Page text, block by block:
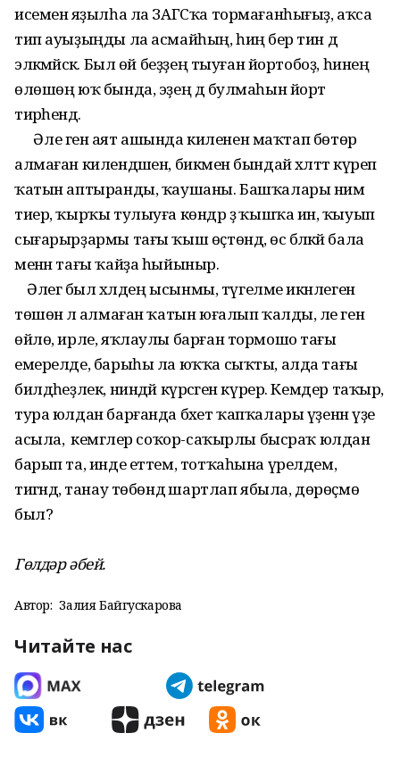
исеменә яҙылһа ла ЗАГСҡа тормағанһығыҙ, аҡса
тип ауыҙыңды ла асмайһың, һиңә бер тин дә
эләкмәйәсәк. Был өй беҙҙең тыуған йортобоҙ, һинең
өлөшөң юҡ бында, эҙең дә булмаһын йорт
тирәһендә.
Әле генә аят ашында киленен маҡтап бөтөрә
алмаған килендәшен, бикәмен бындай хәләттә күреп
ҡатын аптыранды, ҡаушаны. Башҡалары нимә
тиер, ҡырҡы тулыуға көндәр ҙә ҡышҡа инә, ҡыуып
сығарырҙармы тағы ҡыш өҫтөндә, өс бәләкәй бала
менән тағы ҡайҙа һыйыныр.
Әлегә был хәлдең ысынмы, түгелме икәнлегенә
төшөнә лә алмаған ҡатын юғалып ҡалды, әле генә
өйлө, ирле, яҡлаулы барған тормошо тағы
емерелде, барыһы ла юҡҡа сыҡты, алда тағы
билдәһеҙлек, ниндәй күрәсәген күрер. Кемдер таҡыр,
тура юлдан барғанда бәхет ҡапҡалары үҙенән үҙе
асыла, ә кемгәлер соҡор-саҡырлы бысраҡ юлдан
барып та, инде еттем, тотҡаһына үрелдем,
тигәндә, танау төбөндә шартлап ябыла, дөрөҫмө
был?
Гөлдәр әбей.
Автор: Залия Байгускарова
Читайте нас